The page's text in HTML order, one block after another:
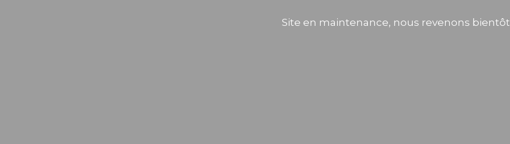
Site en maintenance, nous revenons bientôt